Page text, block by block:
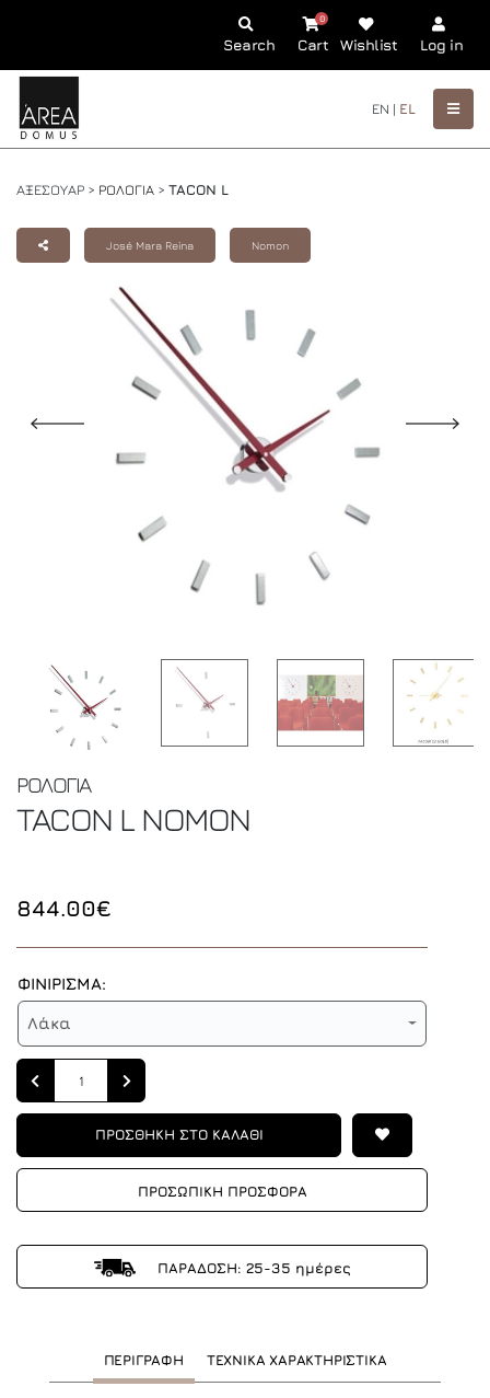
Search Cart
0
Wishlist Log in
EN | EL
ΑΞΕΣΟΥΑΡ > ΡΟΛΟΓΙΑ > TACON L
José Mara Reina Nomon
ΡΟΛΟΓΙΑ
TACON L NOMON
844.00€
ΦΙΝΙΡΙΣΜΑ:
Λάκα
Quantity
ΠΡΟΣΘΗΚΗ ΣΤΟ ΚΑΛΑΘΙ
ΠΡΟΣΩΠΙΚΗ ΠΡΟΣΦΟΡΑ
ΠΑΡΑΔΟΣΗ: 25-35 ημέρες
ΠΕΡΙΓΡΑΦΗ ΤΕΧΝΙΚΑ ΧΑΡΑΚΤΗΡΙΣΤΙΚΑ